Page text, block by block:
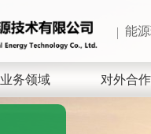
能
业务领域 对外合作